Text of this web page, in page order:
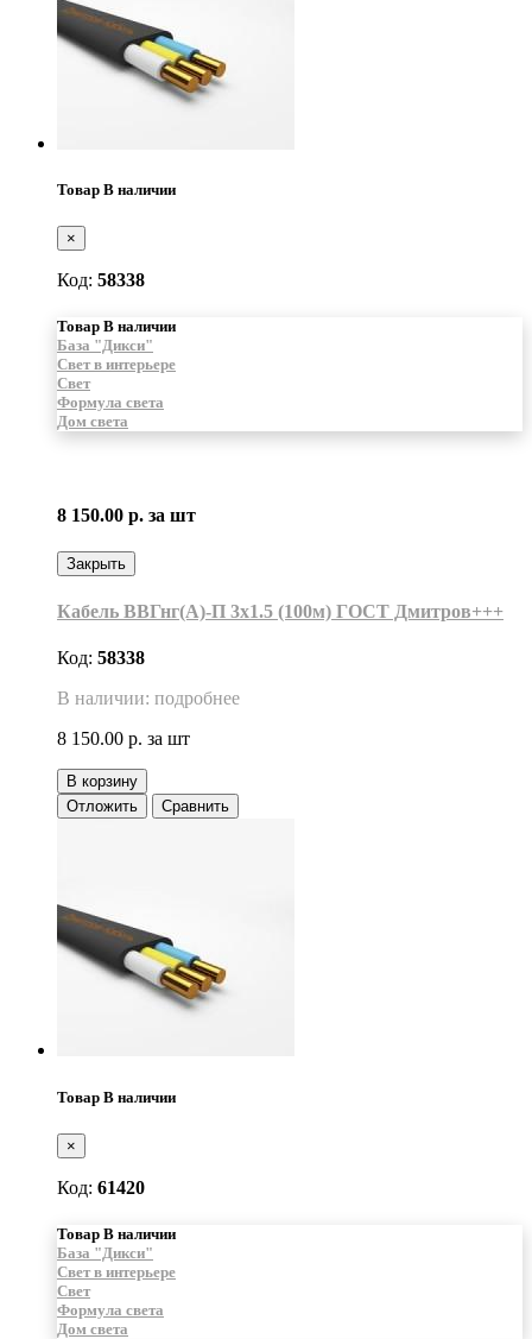
Товар В наличии
×
Код: 58338
Товар В наличии
База "Дикси"
Свет в интерьере
Свет
Формула света
Дом света
8 150.00 р. за шт
Закрыть
Кабель ВВГнг(А)-П 3х1.5 (100м) ГОСТ Дмитров+++
Код: 58338
В наличии: подробнее
8 150.00 р. за шт
В корзину
Отложить
Сравнить
Товар В наличии
×
Код: 61420
Товар В наличии
База "Дикси"
Свет в интерьере
Свет
Формула света
Дом света